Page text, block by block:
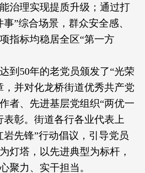
治理实现提质升级；通过打
”综合场景，群众安全感、
指标均稳居全区“第一方
到50年的老党员颁发了“光荣
，并对化龙桥街道优秀共产党
者、先进基层党组织“两优一
表彰。街道各行各业代表上
岩先锋”行动倡议，引导党员
灯塔，以先进典型为标杆，
聚力、实干担当。